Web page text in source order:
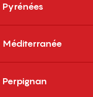
Pyrénées
Méditerranée
Perpignan
Résidence